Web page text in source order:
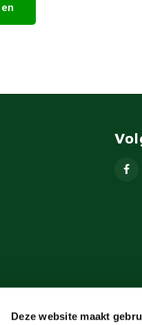
Deze website maakt